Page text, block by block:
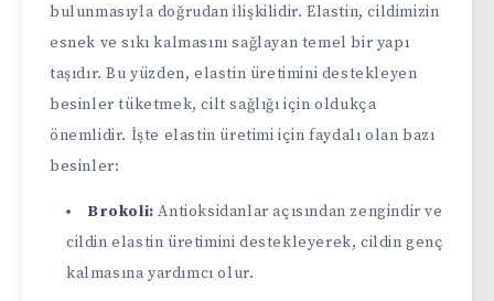
bulunmasıyla doğrudan ilişkilidir. Elastin, cildimizin
esnek ve sıkı kalmasını sağlayan temel bir yapı
taşıdır. Bu yüzden, elastin üretimini destekleyen
besinler tüketmek, cilt sağlığı için oldukça
önemlidir. İşte elastin üretimi için faydalı olan bazı
besinler:
Brokoli: Antioksidanlar açısından zengindir ve
cildin elastin üretimini destekleyerek, cildin genç
kalmasına yardımcı olur.